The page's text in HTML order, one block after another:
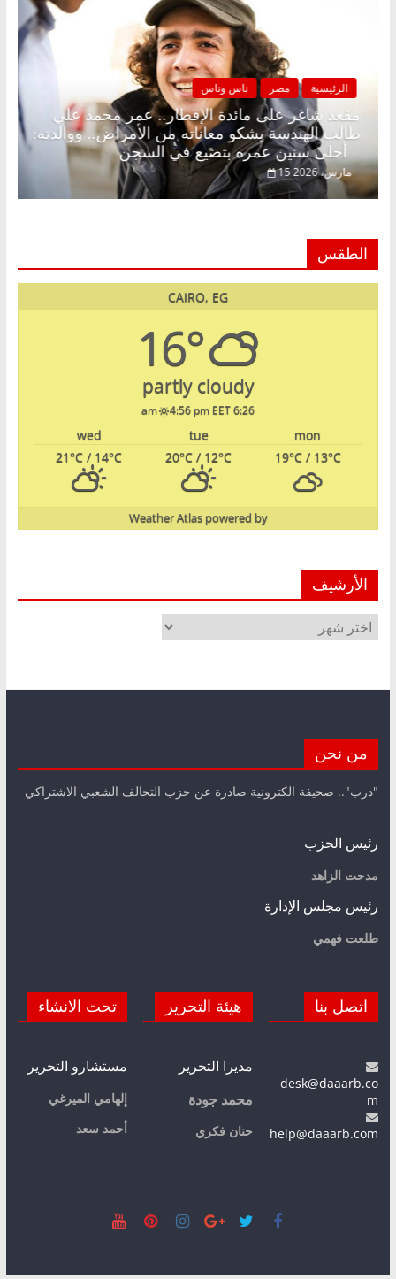
الرئيسية ناس وناس
مقعد شاغر على مائدة الإفطار.. عمر محمد علي
طالب الهندسة يشكو معاناته من الأمراض.. ووالدته:
أحلى سنين عمره بتضيع في السجن
15 مارس، 2026
الطقس
CAIRO, EG
16°
partly cloudy
6:26 am
4:56 pm EET
mon
tue
wed
19°C/ 13°C
20°C / 12°C
21°C / 14°C
powered by
Weather Atlas
الأرشيف
الأرشيف
من نحن
"درب".. صحيفة الكترونية صادرة عن حزب التحالف الشعبي الاشتراكي
رئيس الحزب
مدحت الزاهد
رئيس مجلس الإدارة
طلعت فهمي
اتصل بنا
desk@daaarb.co
m
help@daaarb.com
هيئة التحرير
مديرا التحرير
محمد جودة
حنان فكري
تحت الانشاء
مستشارو التحرير
إلهامي الميرغي
أحمد سعد